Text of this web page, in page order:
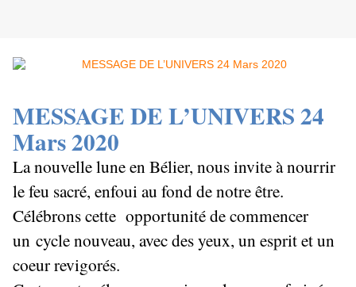
MESSAGE DE L’UNIVERS24
Mars 2020
La nouvelle lune en Bélier, nous invite à nourrir
le feu sacré, enfoui au fond de notre être.
Célébrons cette opportunité de commencer
un cycle nouveau, avec des yeux, un esprit et un
coeur revigorés.